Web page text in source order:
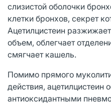
слизистой оболочки
клетки бронхов, секрет
Ацетилцистеин
объем, облегчает
смягчает кашель.
Помимо прямого
действия,
антиоксидантными